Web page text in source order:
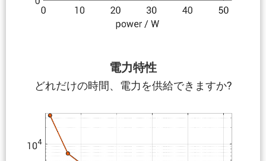
電力特性
どれだけの時間、電力を供給できますか?